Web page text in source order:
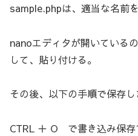
sample.phpは、適当な名前
nanoエディタが開いている
して、貼り付ける。
その後、以下の手順で保存し
CTRL ＋ O で書き込み保存